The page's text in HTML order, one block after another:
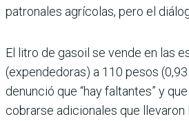
patronales agrícolas, pero el
El litro de gasoil se vende en las
(expendedoras) a 110 pesos
denunció que “hay faltantes” y
cobrarse adicionales que llevaron